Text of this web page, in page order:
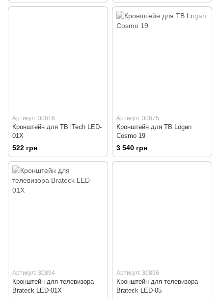
Артикул: 30616
Кронштейн для ТВ iTech LED-
01X
522 грн
Артикул: 30675
Кронштейн для ТВ Logan
Cosmo 19
3 540 грн
Артикул: 30894
Кронштейн для телевизора
Brateck LED-01X
Артикул: 30896
Кронштейн для телевизора
Brateck LED-05